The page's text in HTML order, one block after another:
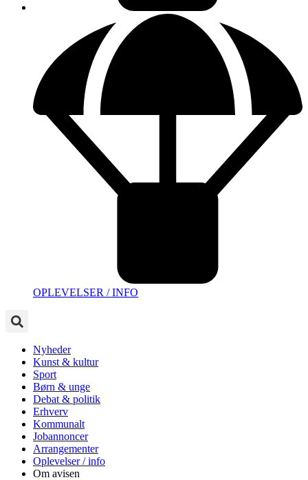
OPLEVELSER / INFO
Nyheder
Kunst & kultur
Sport
Børn & unge
Debat & politik
Erhverv
Kommunalt
Jobannoncer
Arrangementer
Oplevelser / info
Om avisen